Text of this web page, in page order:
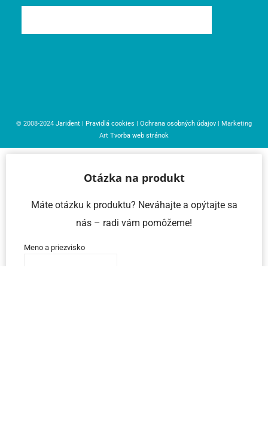
© 2008-2024 Jarident | Pravidlá cookies | Ochrana osobných údajov | Marketing
Art Tvorba web stránok
Otázka na produkt
Máte otázku k produktu? Neváhajte a opýtajte sa
nás – radi vám pomôžeme!
Meno a priezvisko